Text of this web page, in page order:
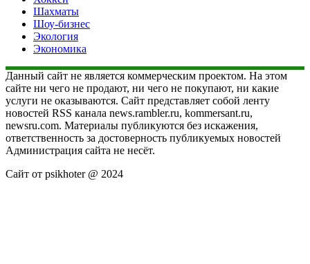
Шахматы
Шоу-бизнес
Экология
Экономика
Данный сайт не является коммерческим проектом. На этом
сайте ни чего не продают, ни чего не покупают, ни какие
услуги не оказываются. Сайт представляет собой ленту
новостей RSS канала news.rambler.ru, kommersant.ru,
newsru.com. Материалы публикуются без искажения,
ответственность за достоверность публикуемых новостей
Администрация сайта не несёт.
Сайт от psikhoter @ 2024